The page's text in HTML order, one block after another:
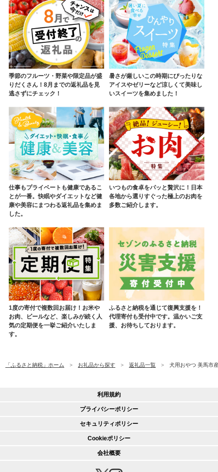
季節のフルーツ・野菜や限定品が盛
りだくさん！8月までの返礼品を見
逃さずにチェック！
暑さが厳しいこの時期にぴったりな
アイスやゼリーなど涼しくて美味し
いスイーツを集めました！
仕事もプライベートも健康であるこ
とが一番。快眠やダイエットなど健
康や美容にまつわる返礼品を集めま
した。
いつもの食卓をパッと贅沢に！日本
各地から選りすぐった極上のお肉を
多数ご紹介します。
1度の寄付で複数回お届け！お米や
お肉、ビールなど、楽しみが続く人
気の定期便を一挙ご紹介いたしま
す。
ふるさと納税を通じて復興支援を！
代理寄付も受付中です。温かいご支
援、お待ちしております。
「ふるさと納税」ホーム お礼品から探す 返礼品一覧 犬用おやつ 美馬市
利用規約
プライバシーポリシー
セキュリティポリシー
Cookieポリシー
会社概要